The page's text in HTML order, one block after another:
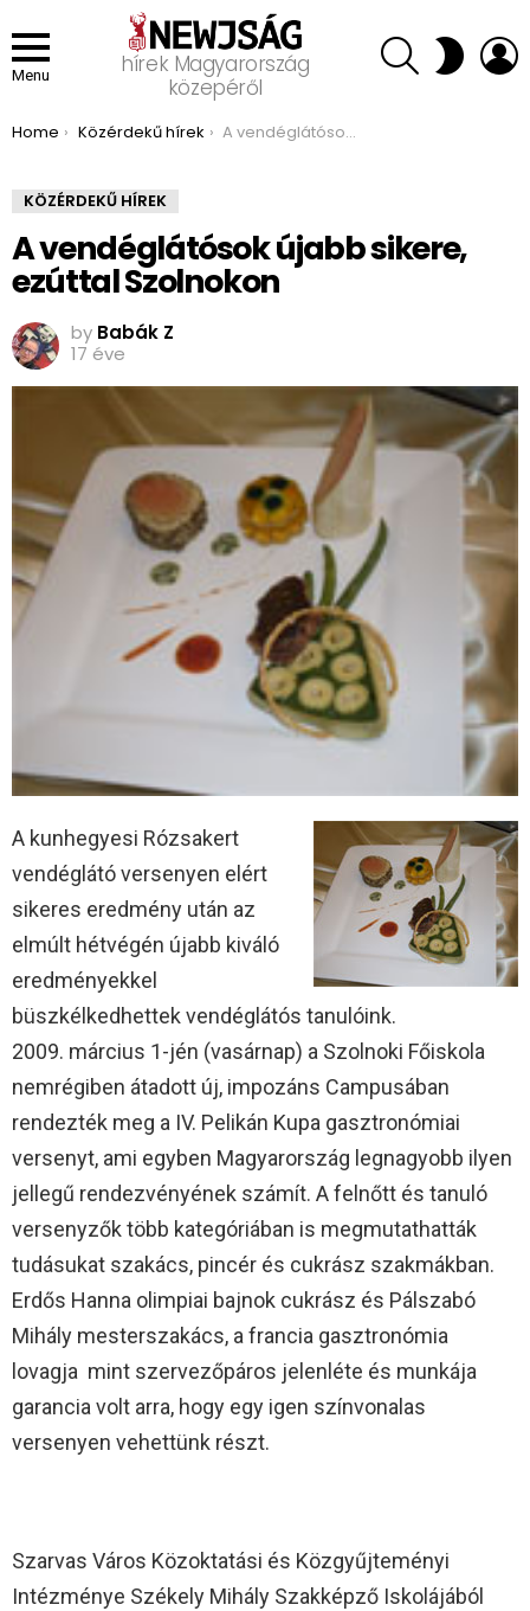
Menu
hírek Magyarország
közepéről
SEARCH SWITCH
SKIN
You are here:
Home Közérdekű hírek A vendéglátósok újabb sikere, ezúttal Szolnokon
KÖZÉRDEKŰ HÍREK
A vendéglátósok újabb sikere,
ezúttal Szolnokon
by Babák Z
17 éve
A kunhegyesi Rózsakert
vendéglátó versenyen elért
sikeres eredmény után az
elmúlt hétvégén újabb kiváló
eredményekkel
büszkélkedhettek vendéglátós tanulóink.
2009. március 1-jén (vasárnap) a Szolnoki Főiskola
nemrégiben átadott új, impozáns Campusában
rendezték meg a IV. Pelikán Kupa gasztronómiai
versenyt, ami egyben Magyarország legnagyobb ilyen
jellegű rendezvényének számít. A felnőtt és tanuló
versenyzők több kategóriában is megmutathatták
tudásukat szakács, pincér és cukrász szakmákban.
Erdős Hanna olimpiai bajnok cukrász és Pálszabó
Mihály mesterszakács, a francia gasztronómia
lovagja mint szervezőpáros jelenléte és munkája
garancia volt arra, hogy egy igen színvonalas
versenyen vehettünk részt.
Szarvas Város Közoktatási és Közgyűjteményi
Intézménye Székely Mihály Szakképző Iskolájából